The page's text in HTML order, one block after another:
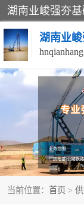
湖南业
hnqianhang
当前位置： 首页 >
强夯施工案例
强夯施工工程
强夯队伍